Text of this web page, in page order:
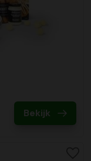
Bekijk